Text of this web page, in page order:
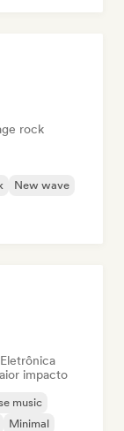
rock
New wave
Eletrônica
impacto
music
Minimal